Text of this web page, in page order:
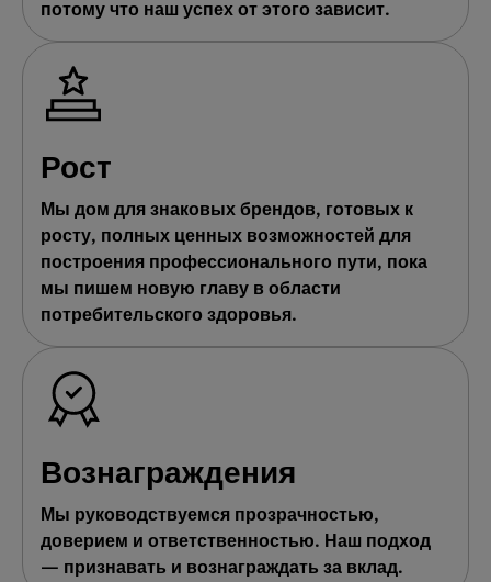
потому что наш успех от этого зависит.
Рост
Мы дом для знаковых брендов, готовых к
росту, полных ценных возможностей для
построения профессионального пути, пока
мы пишем новую главу в области
потребительского здоровья.
Вознаграждения
Мы руководствуемся прозрачностью,
доверием и ответственностью. Наш подход
— признавать и вознаграждать за вклад.